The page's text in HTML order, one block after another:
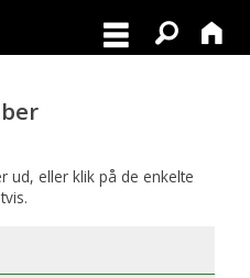
ud, eller klik på de enkelte